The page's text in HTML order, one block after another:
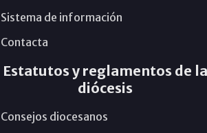
Sistema de información
Contacta
Estatutos y reglamentos de la
diócesis
Consejos diocesanos